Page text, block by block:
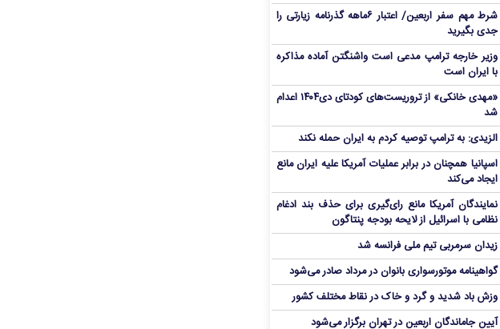
شرط مهم سفر اربعین/ اعتبار ۶ماهه گذرنامه زیارتی را
جدی بگیرید
وزیر خارجه ترامپ مدعی است واشنگتن آماده مذاکره
با ایران است
«مهدی خانکی» از تروریست‌های کودتای دی۱۴۰۴ اعدام
شد
الزیدی: به ترامپ توصیه کردم به ایران حمله نکند
اسپانیا همچنان در برابر عملیات آمریکا علیه ایران مانع
ایجاد می‌کند
نمایندگان آمریکا مانع رای‌گیری برای حذف بند ادغام
نظامی با اسرائیل از لایحه بودجه پنتاگون
زیدان سرمربی تیم ملی فرانسه شد
گواهینامه موتورسواری بانوان در مرداد صادر می‌شود
وزش باد شدید و گرد و خاک در نقاط مختلف کشور
آیین جاماندگان اربعین در تهران برگزار می‌شود